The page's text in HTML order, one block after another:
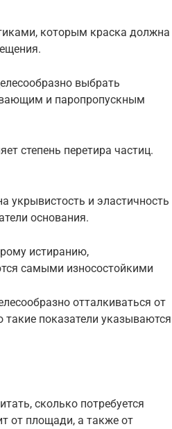
которым краска должна
выбрать
и паропропускным
степень перетира частиц.
укрывистость и эластичность
основания.
истиранию,
самыми износостойкими
отталкиваться от
такие показатели указываются
сколько потребуется
от площади, а также от